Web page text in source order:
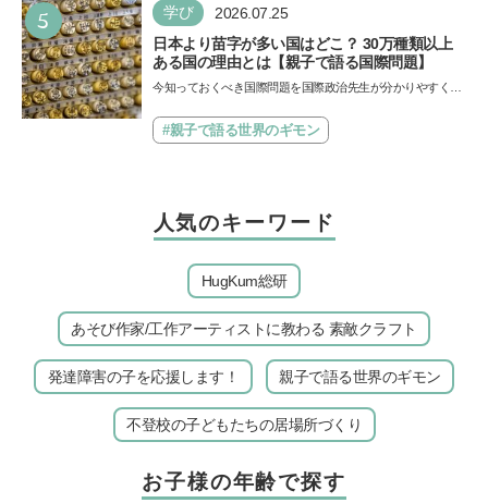
5 学び 2026.07.25
日本より苗字が多い国はどこ？ 30万種類以上
ある国の理由とは【親子で語る国際問題】
今知っておくべき国際問題を国際政治先生が分かりやすく解
類…
#親子で語る世界のギモン
人気のキーワード
HugKum総研
あそび作家/工作アーティストに教わる 素敵クラフト
発達障害の子を応援します！ 親子で語る世界のギモン
不登校の子どもたちの居場所づくり
お子様の年齢で探す